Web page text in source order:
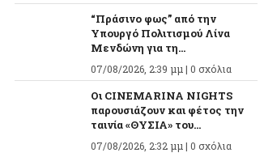
“Πράσινο φως” από την
Υπουργό Πολιτισμού Λίνα
Μενδώνη για τη...
07/08/2026, 2:39 μμ | 0 σχόλια
Οι CINEMARINA NIGHTS
παρουσιάζουν και φέτος την
ταινία «ΘΥΣΙΑ» του...
07/08/2026, 2:32 μμ | 0 σχόλια